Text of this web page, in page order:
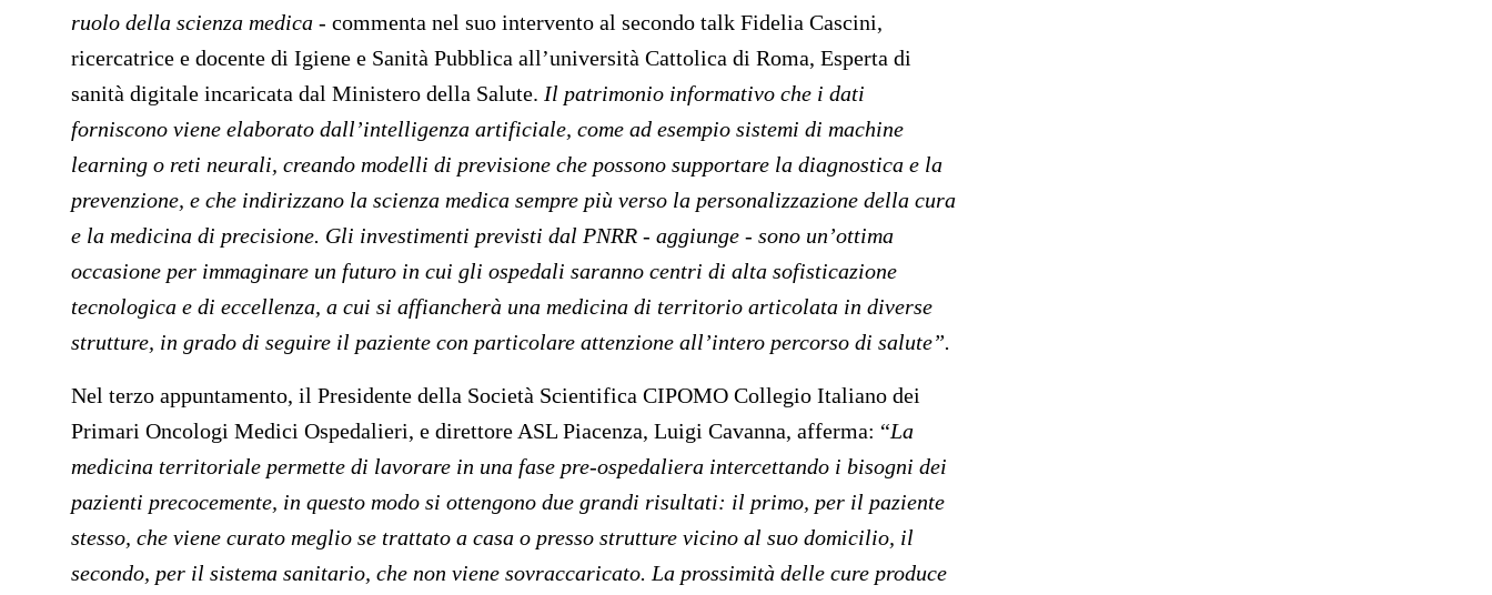
ruolo della scienza medica - commenta nel suo intervento al secondo talk Fidelia Cascini,
ricercatrice e docente di Igiene e Sanità Pubblica all’università Cattolica di Roma, Esperta di
sanità digitale incaricata dal Ministero della Salute. Il patrimonio informativo che i dati
forniscono viene elaborato dall’intelligenza artificiale, come ad esempio sistemi di machine
learning o reti neurali, creando modelli di previsione che possono supportare la diagnostica e la
prevenzione, e che indirizzano la scienza medica sempre più verso la personalizzazione della cura
e la medicina di precisione. Gli investimenti previsti dal PNRR - aggiunge - sono un’ottima
occasione per immaginare un futuro in cui gli ospedali saranno centri di alta sofisticazione
tecnologica e di eccellenza, a cui si affiancherà una medicina di territorio articolata in diverse
strutture, in grado di seguire il paziente con particolare attenzione all’intero percorso di salute”.
Nel terzo appuntamento, il Presidente della Società Scientifica CIPOMO Collegio Italiano dei
Primari Oncologi Medici Ospedalieri, e direttore ASL Piacenza, Luigi Cavanna, afferma: “La
medicina territoriale permette di lavorare in una fase pre-ospedaliera intercettando i bisogni dei
pazienti precocemente, in questo modo si ottengono due grandi risultati: il primo, per il paziente
stesso, che viene curato meglio se trattato a casa o presso strutture vicino al suo domicilio, il
secondo, per il sistema sanitario, che non viene sovraccaricato. La prossimità delle cure produce